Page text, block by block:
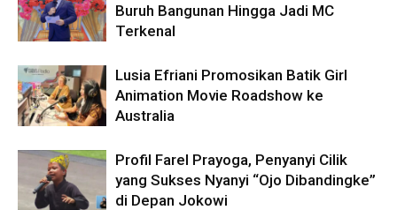
Buruh Bangunan Hingga Jadi MC
Terkenal
Lusia Efriani Promosikan Batik Girl
Animation Movie Roadshow ke
Australia
Profil Farel Prayoga, Penyanyi Cilik
yang Sukses Nyanyi “Ojo Dibandingke”
di Depan Jokowi